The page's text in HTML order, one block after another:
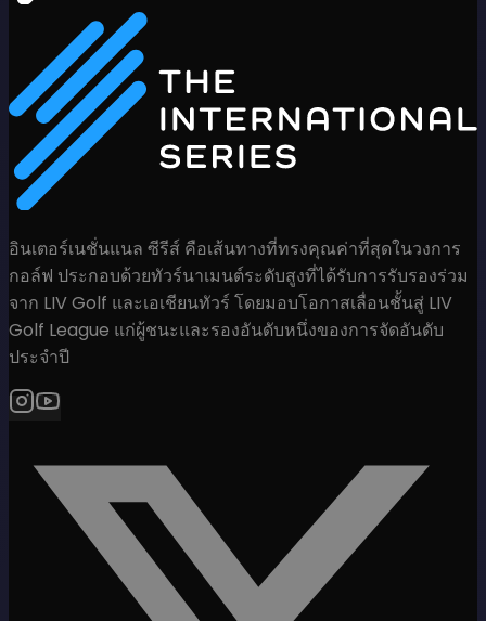
อินเตอร์เนชั่นแนล ซีรีส์ คือเส้นทางที่ทรงคุณค่าที่สุดในวงการ
กอล์ฟ ประกอบด้วยทัวร์นาเมนต์ระดับสูงที่ได้รับการรับรองร่วม
จาก LIV Golf และเอเชียนทัวร์ โดยมอบโอกาสเลื่อนชั้นสู่ LIV
Golf League แก่ผู้ชนะและรองอันดับหนึ่งของการจัดอันดับ
ประจำปี